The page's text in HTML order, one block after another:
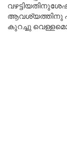
ആവശ്യത്തിനു
കുറച്ചു